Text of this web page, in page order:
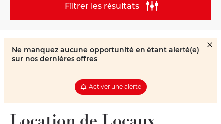
Filtrer les résultats
Ne manquez aucune opportunité en étant alerté(e)
sur nos dernières offres
Activer une alerte
Location de Locaux